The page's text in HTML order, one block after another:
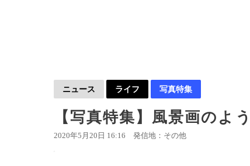
ニュース ライフ 写真特集
【写真特集】風景画のよ
2020年5月20日 16:16 発信地：その他